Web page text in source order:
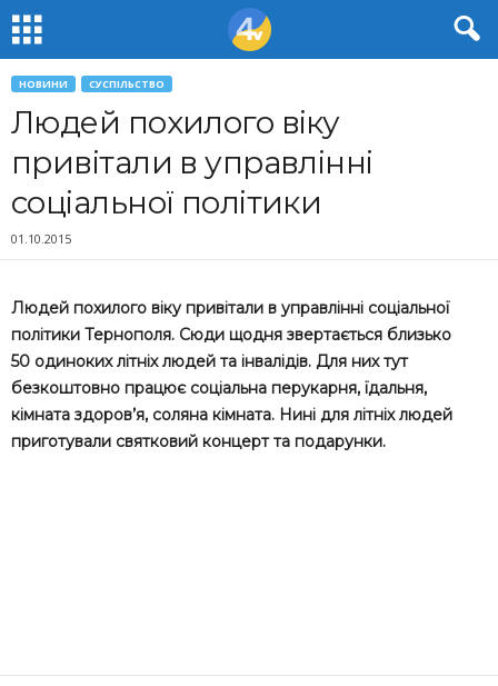
НОВИНИ СУСПІЛЬСТВО
Людей похилого віку
привітали в управлінні
соціальної політики
01.10.2015
Людей похилого віку привітали в управлінні соціальної
політики Тернополя. Сюди щодня звертається близько
50 одиноких літніх людей та інвалідів. Для них тут
безкоштовно працює соціальна перукарня, їдальня,
кімната здоров’я, соляна кімната. Нині для літніх людей
приготували святковий концерт та подарунки.